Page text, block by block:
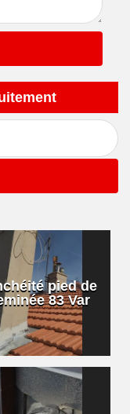
pied de
83 Var